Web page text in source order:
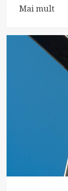
Mai multRead
de